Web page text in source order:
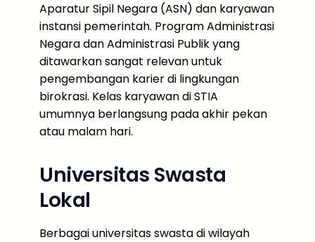
Aparatur Sipil Negara (ASN) dan karyawan
instansi pemerintah. Program Administrasi
Negara dan Administrasi Publik yang
ditawarkan sangat relevan untuk
pengembangan karier di lingkungan
birokrasi. Kelas karyawan di STIA
umumnya berlangsung pada akhir pekan
atau malam hari.
Universitas Swasta
Lokal
Berbagai universitas swasta di wilayah